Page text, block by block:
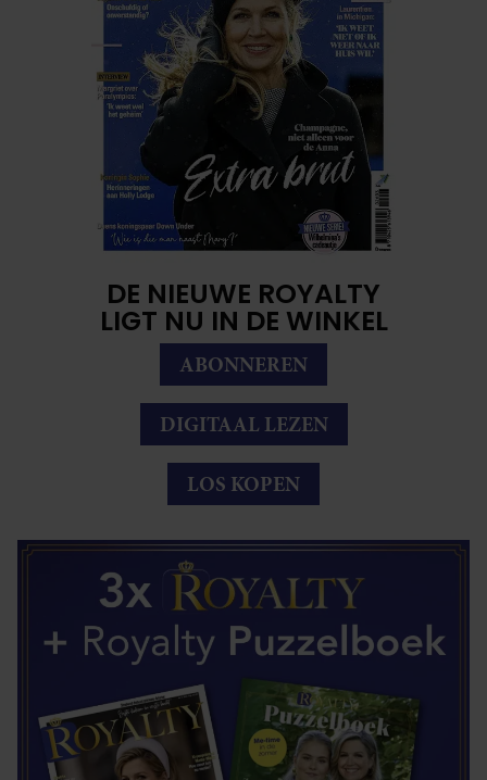
DE NIEUWE ROYALTY
LIGT NU IN DE WINKEL
ABONNEREN
DIGITAAL LEZEN
LOS KOPEN